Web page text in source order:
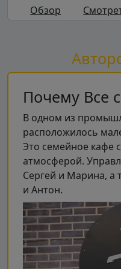
Обзор
Почему Все
В одном из
расположилось
Это семейное кафе
атмосферой.
Сергей и Марина, а
и Антон.